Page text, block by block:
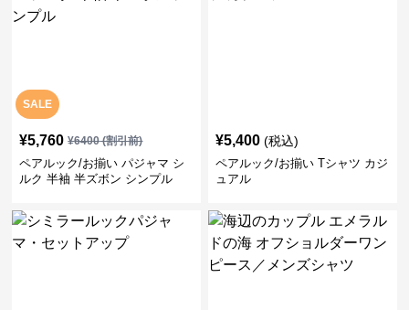
SALE
¥5,760 ¥6400(割引前)
ペアルック/お揃い パジャマ シ
ルク 半袖 半ズボン シンプル
¥5,400 (税込)
ペアルック/お揃い Tシャツ カジ
ュアル